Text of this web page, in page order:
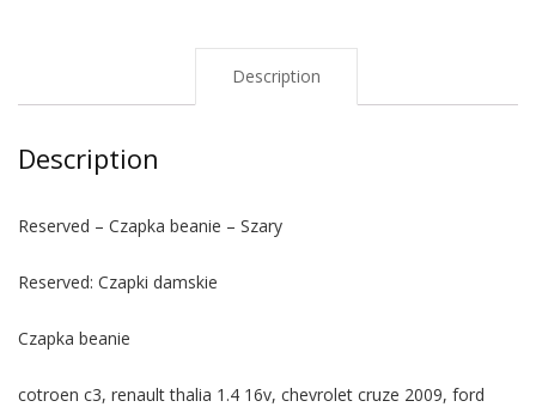
Description
Description
Reserved – Czapka beanie – Szary
Reserved: Czapki damskie
Czapka beanie
cotroen c3, renault thalia 1.4 16v, chevrolet cruze 2009, ford